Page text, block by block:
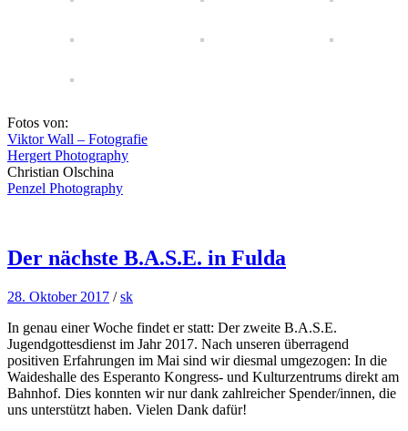
Fotos von:
Viktor Wall – Fotografie
Hergert Photography
Christian Olschina
Penzel Photography
Der nächste B.A.S.E. in Fulda
28. Oktober 2017 /sk
In genau einer Woche findet er statt: Der zweite B.A.S.E.
Jugendgottesdienst im Jahr 2017. Nach unseren überragend
positiven Erfahrungen im Mai sind wir diesmal umgezogen: In die
Waideshalle des Esperanto Kongress- und Kulturzentrums direkt am
Bahnhof. Dies konnten wir nur dank zahlreicher Spender/innen, die
uns unterstützt haben. Vielen Dank dafür!